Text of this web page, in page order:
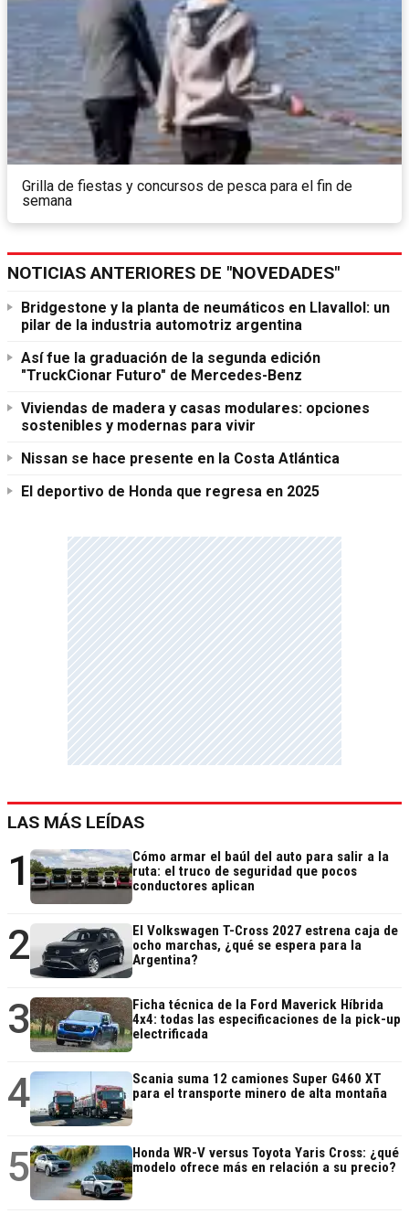
Grilla de fiestas y concursos de pesca para el fin de
semana
NOTICIAS ANTERIORES DE "NOVEDADES"
Bridgestone y la planta de neumáticos en Llavallol: un
pilar de la industria automotriz argentina
Así fue la graduación de la segunda edición
"TruckCionar Futuro" de Mercedes-Benz
Viviendas de madera y casas modulares: opciones
sostenibles y modernas para vivir
Nissan se hace presente en la Costa Atlántica
El deportivo de Honda que regresa en 2025
LAS MÁS LEÍDAS
1
Cómo armar el baúl del auto para salir a la
ruta: el truco de seguridad que pocos
conductores aplican
2
El Volkswagen T-Cross 2027 estrena caja de
ocho marchas, ¿qué se espera para la
Argentina?
3
Ficha técnica de la Ford Maverick Híbrida
4x4: todas las especificaciones de la pick-up
electrificada
4
Scania suma 12 camiones Super G460 XT
para el transporte minero de alta montaña
5
Honda WR-V versus Toyota Yaris Cross: ¿qué
modelo ofrece más en relación a su precio?